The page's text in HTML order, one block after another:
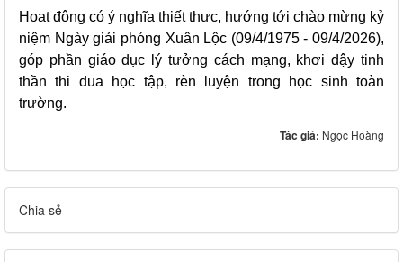
Hoạt động có ý nghĩa thiết thực, hướng tới chào mừng kỷ
niệm Ngày giải phóng Xuân Lộc (09/4/1975 - 09/4/2026),
góp phần giáo dục lý tưởng cách mạng, khơi dậy tinh
thần thi đua học tập, rèn luyện trong học sinh toàn
trường.
Tác giả: Ngọc Hoàng
Chia sẻ